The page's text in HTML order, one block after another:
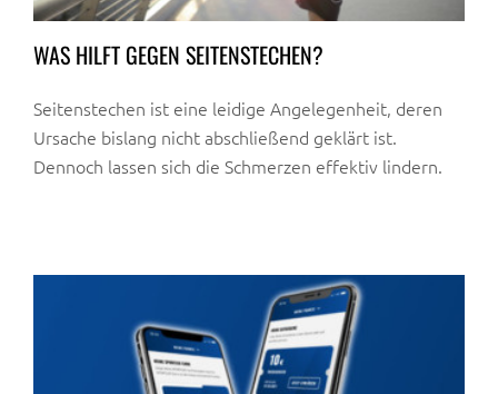
WAS HILFT GEGEN SEITENSTECHEN?
Seitenstechen ist eine leidige Angelegenheit, deren
Ursache bislang nicht abschließend geklärt ist.
Dennoch lassen sich die Schmerzen effektiv lindern.